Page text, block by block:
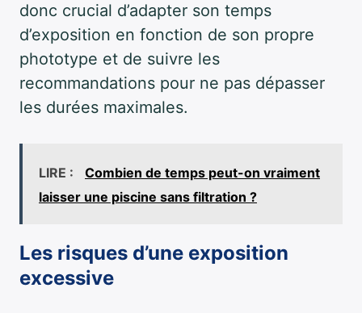
donc crucial d’adapter son temps
d’exposition en fonction de son propre
phototype et de suivre les
recommandations pour ne pas dépasser
les durées maximales.
LIRE :
Combien de temps peut-on vraiment
laisser une piscine sans filtration ?
Les risques d’une exposition
excessive